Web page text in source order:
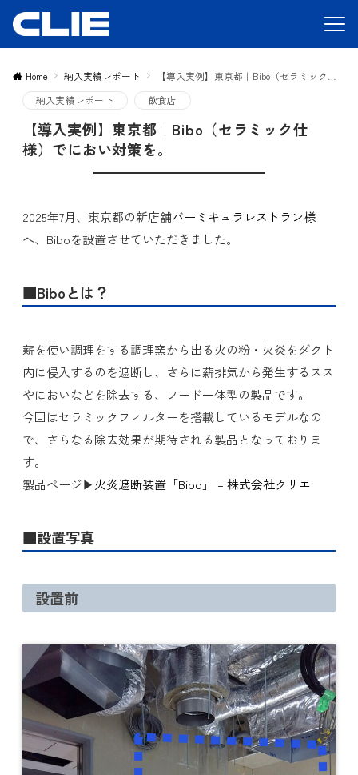
Home 納入実績レポート
【導入実例】東京都｜Bibo（セラミック仕様）でにおい対策を。
納入実績レポート
飲食店
【導入実例】東京都｜Bibo（セラミック仕
様）でにおい対策を。
2025年7月、東京都の新店舗バーミキュラレストラン様
へ、Biboを設置させていただきました。
■Biboとは？
薪を使い調理をする調理窯から出る火の粉・火炎をダクト
内に侵入するのを遮断し、さらに薪排気から発生するスス
やにおいなどを除去する、フード一体型の製品です。
今回はセラミックフィルターを搭載しているモデルなの
で、さらなる除去効果が期待される製品となっておりま
す。
製品ページ▶ 火炎遮断装置「Bibo」 – 株式会社クリエ
■設置写真
設置前